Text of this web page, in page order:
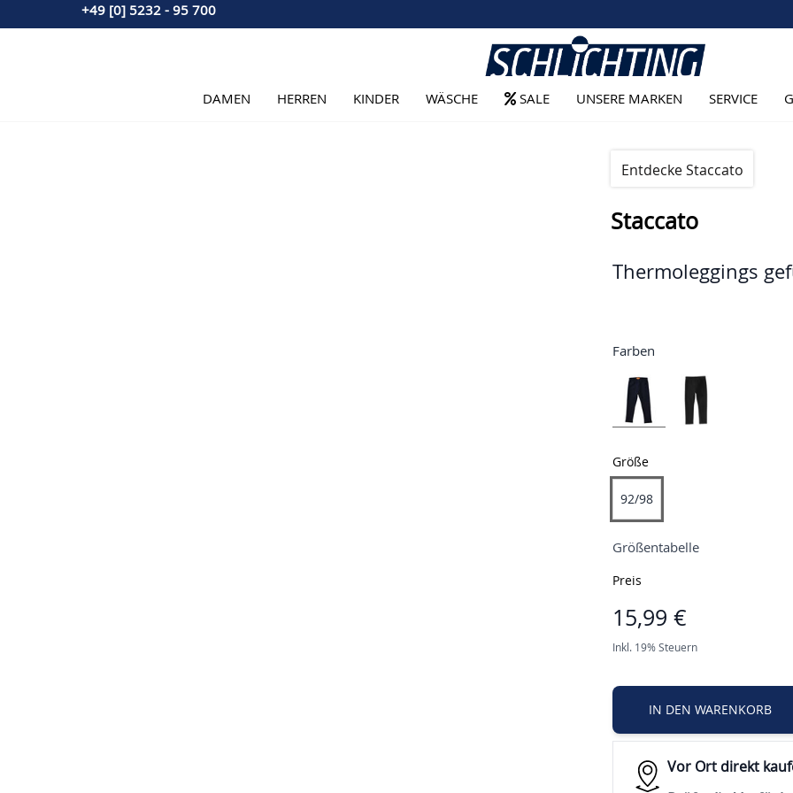
+49 [0] 5232 - 95 700
DAMEN HERREN KINDER WÄSCHE SALE UNSERE MARKEN SERVICE
Entdecke Staccato
Staccato
Thermoleggings
Farben
Größe
92/98
Größentabelle
Preis
15,99 €
Inkl. 19% Steuern
IN DEN WARENKORB
Vor Ort direkt